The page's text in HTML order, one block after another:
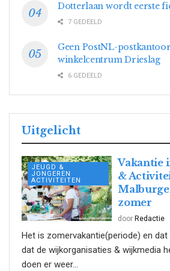
Dotterlaan wordt eerste
7 GEDEELD
Geen PostNL-
winkelcentrum Drieslag
6 GEDEELD
Uitgelicht
JEUGD &
JONGEREN
ACTIVITEITEN
Vakantie
&
zomer
door Redactie
Het is zomervakantie(periode) en
dat de wijkorganisaties & wijkmedia
doen er weer...